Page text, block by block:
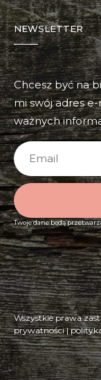
NEWSLETTER
Chcesz być na
mi swój adres
ważnych
Twoje dane będą
Wszystkie prawa
prywatności|